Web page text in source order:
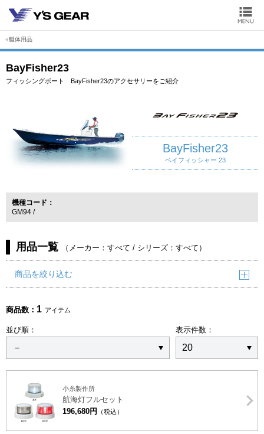
艇体用品
BayFisher23
フィッシングボート BayFisher23のアクセサリーをご紹介
BayFisher23
ベイフィッシャー 23
機種コード
GM94
用品一覧 （ メーカー：すべて / シリーズ：すべて ）
商品を絞り込む
商品数： 1 アイテム
並び順： 表示件数：
小糸製作所
航海灯フルセット
196,680円
（税込）